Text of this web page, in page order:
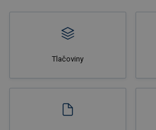
Tlačoviny